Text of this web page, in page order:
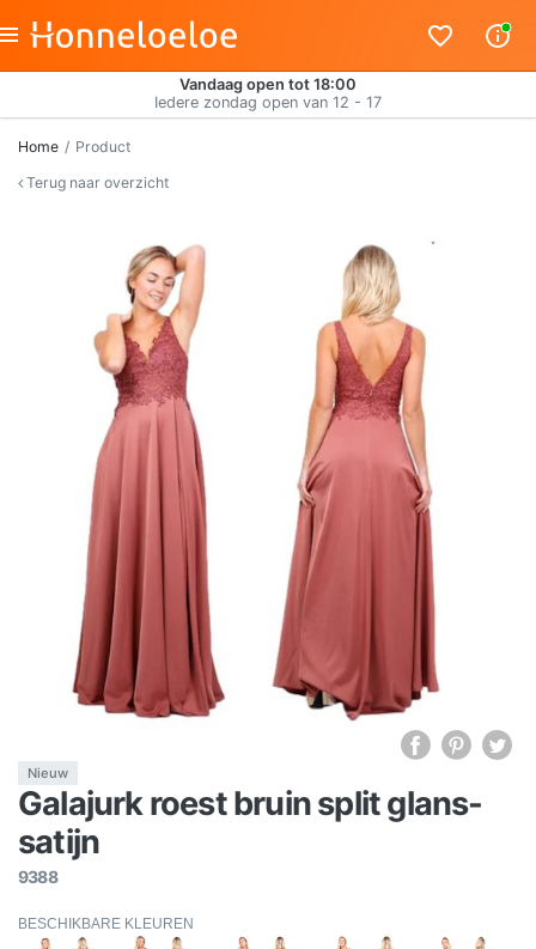
Vandaag open tot 18:00
Iedere zondag open van 12 - 17
Home
Product
Terug naar overzicht
Nieuw
Galajurk roest bruin split glans-
satijn
9388
BESCHIKBARE KLEUREN